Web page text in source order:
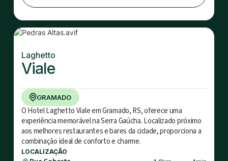
Laghetto
Viale
GRAMADO
O Hotel Laghetto Viale em Gramado, RS, oferece uma
experiência memorável na Serra Gaúcha. Localizado próximo
aos melhores restaurantes e bares da cidade, proporciona a
combinação ideal de conforto e charme.
LOCALIZAÇÃO